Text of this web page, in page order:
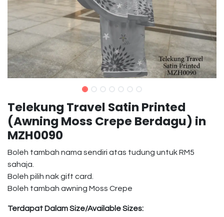
Telekung Travel Satin Printed
(Awning Moss Crepe Berdagu) in
MZH0090
Boleh tambah nama sendiri atas tudung untuk RM5
sahaja.
Boleh pilih nak gift card.
Boleh tambah awning Moss Crepe
Terdapat Dalam Size/Available Sizes: